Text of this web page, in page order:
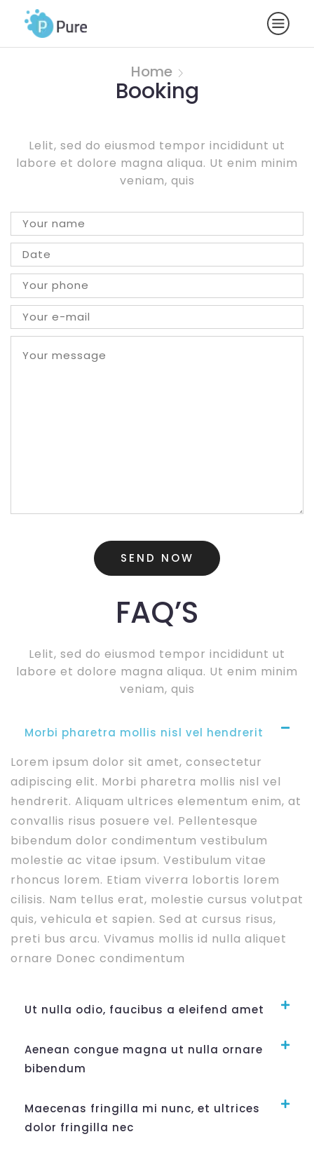
Home
Booking
Lelit, sed do eiusmod tempor incididunt ut
labore et dolore magna aliqua. Ut enim minim
veniam, quis
FAQ’S
Lelit, sed do eiusmod tempor incididunt ut
labore et dolore magna aliqua. Ut enim minim
veniam, quis
Morbi pharetra mollis nisl vel hendrerit
Lorem ipsum dolor sit amet, consectetur
adipiscing elit. Morbi pharetra mollis nisl vel
hendrerit. Aliquam ultrices elementum enim, at
convallis risus posuere vel. Pellentesque
bibendum dolor condimentum vestibulum
molestie ac vitae ipsum. Vestibulum vitae
rhoncus lorem. Etiam viverra lobortis lorem
cilisis. Nam tellus erat, molestie cursus volutpat
quis, vehicula et sapien. Sed at cursus risus,
preti bus arcu. Vivamus mollis id nulla aliquet
ornare Donec condimentum
Ut nulla odio, faucibus a eleifend amet
Aenean congue magna ut nulla ornare
bibendum
Maecenas fringilla mi nunc, et ultrices
dolor fringilla nec